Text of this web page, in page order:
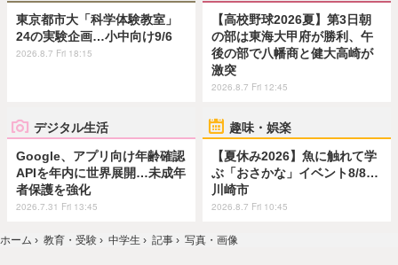
東京都市大「科学体験教室」
24の実験企画…小中向け9/6
2026.8.7 Fri 18:15
【高校野球2026夏】第3日朝
の部は東海大甲府が勝利、午
後の部で八幡商と健大高崎が
激突
2026.8.7 Fri 12:45
デジタル生活
Google、アプリ向け年齢確認
APIを年内に世界展開…未成年
者保護を強化
2026.7.31 Fri 13:45
趣味・娯楽
【夏休み2026】魚に触れて学
ぶ「おさかな」イベント8/8…
川崎市
2026.8.7 Fri 10:45
ホーム › 教育・受験 › 中学生 › 記事 › 写真・画像